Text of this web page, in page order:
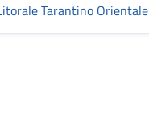
Tarantino Orientale